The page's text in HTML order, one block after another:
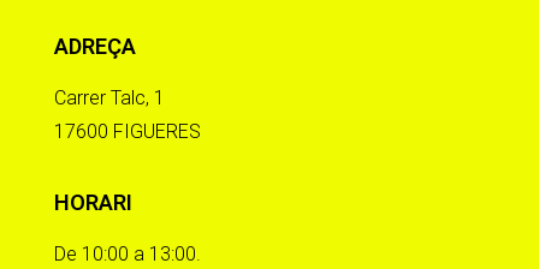
ADREÇA
Carrer Talc, 1
17600 FIGUERES
HORARI
De 10:00 a 13:00.